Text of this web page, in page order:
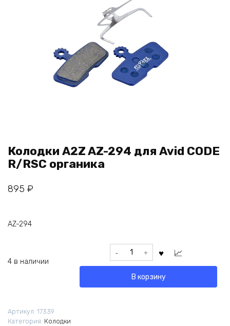
Колодки A2Z AZ-294 для Avid CODE
R/RSC органика
895 ₽
AZ-294
4 в наличии
Количество
товара
В корзину
Артикул: 17339
Категория: Колодки